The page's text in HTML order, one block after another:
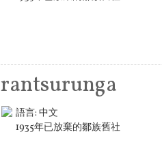
rantsurunga
語言: 中文
1935年已放棄的鄒族舊社